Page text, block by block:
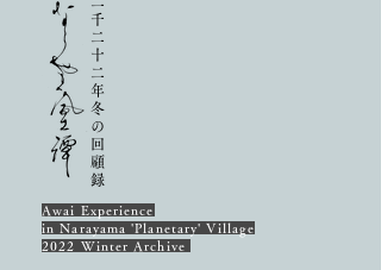
千
二
十
二
年
冬
の
回
顧
録
Awai Experience
in Narayama 'Planetary' Village
2022 Winter Archive